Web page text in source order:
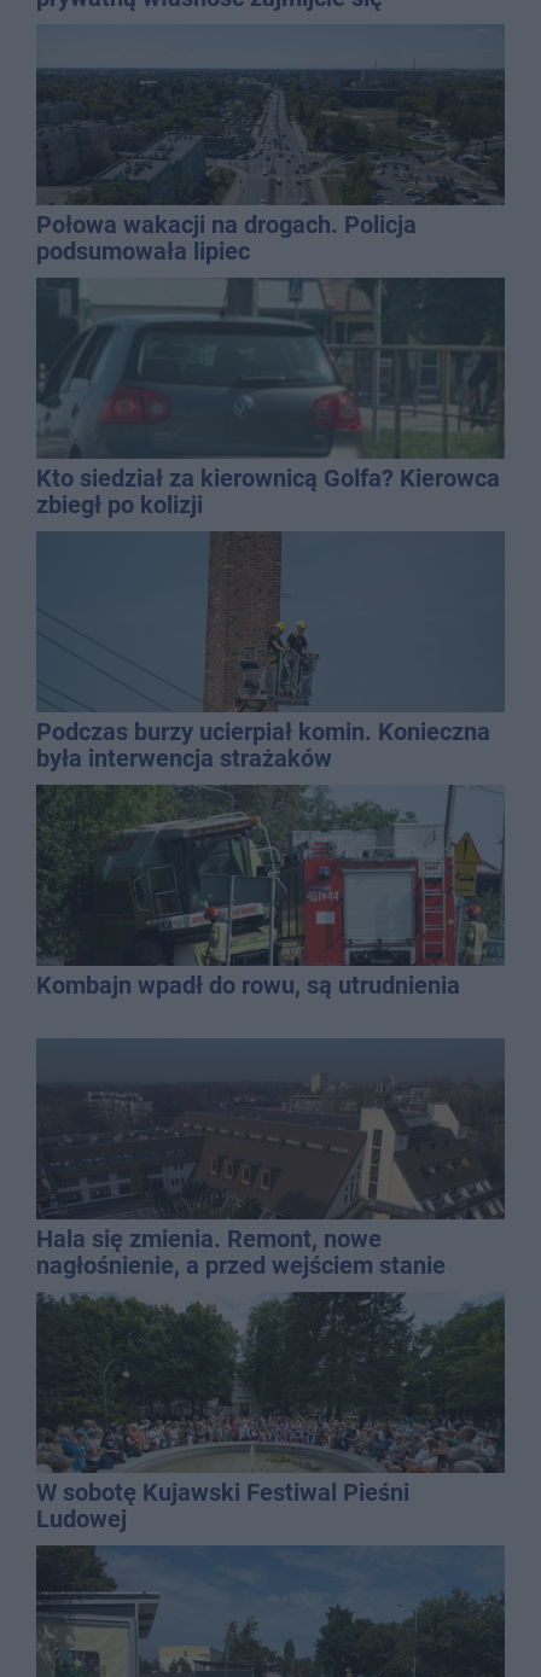
Połowa wakacji na drogach. Policja
podsumowała lipiec
Kto siedział za kierownicą Golfa? Kierowca
zbiegł po kolizji
Podczas burzy ucierpiał komin. Konieczna
była interwencja strażaków
Kombajn wpadł do rowu, są utrudnienia
Hala się zmienia. Remont, nowe
nagłośnienie, a przed wejściem stanie
QEMETICA ARENA
W sobotę Kujawski Festiwal Pieśni
Ludowej